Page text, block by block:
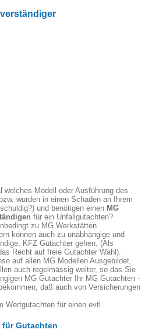
welches Modell oder Ausführung des
wurden in einen Schaden an Ihrem
und benötigen einen MG
für ein Unfallgutachten?
zu MG Werkstätten
können auch zu unabhängige und
KFZ Gutachter gehen. (Als
Recht auf freie Gutachter Wahl).
auf allen MG Modellen Ausgebildet,
auch regelmässig weiter, so das Sie
MG Gutachter Ihr MG Gutachten -
daß auch von Versicherungen
Wertgutachten für einen evtl.
für Gutachten